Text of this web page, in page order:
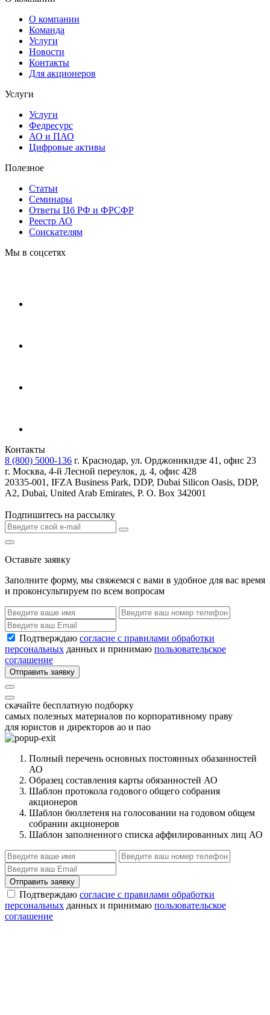
О компании
Команда
Услуги
Новости
Контакты
Для акционеров
Услуги
Услуги
Федресурс
АО и ПАО
Цифровые активы
Полезное
Статьи
Cеминары
Ответы Цб РФ и ФРСФР
Реестр АО
Соискателям
Мы в соцсетях
Контакты
8 (800) 5000-136 г. Краснодар, ул. Орджоникидзе 41, офис 23
г. Москва, 4-й Лесной переулок, д. 4, офис 428
20335-001, IFZA Business Park, DDP, Dubai Silicon Oasis, DDP,
A2, Dubai, United Arab Emirates, P. O. Box 342001
Подпишитесь на рассылку
Оставьте заявку
Заполните форму, мы свяжемся с вами в удобное для вас время
и проконсультируем по всем вопросам
Подтверждаю согласие с правилами обработки
персональных данных и принимаю пользовательское
соглашение
Отправить заявку
скачайте бесплатную подборку
самых полезных материалов по корпоративному праву
для юристов и директоров ао и пао
Полный перечень основных постоянных обазанностей
АО
Образец составления карты обязанностей АО
Шаблон протокола годового общего собрания
акционеров
Шаблон бюллетеня на голосовании на годовом общем
собрании акционеров
Шаблон заполненного списка аффилированных лиц АО
Отправить заявку
Подтверждаю согласие с правилами обработки
персональных данных и принимаю пользовательское
соглашение